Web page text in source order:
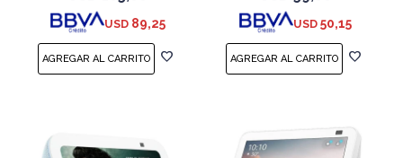
USD 89,25 USD 50,15